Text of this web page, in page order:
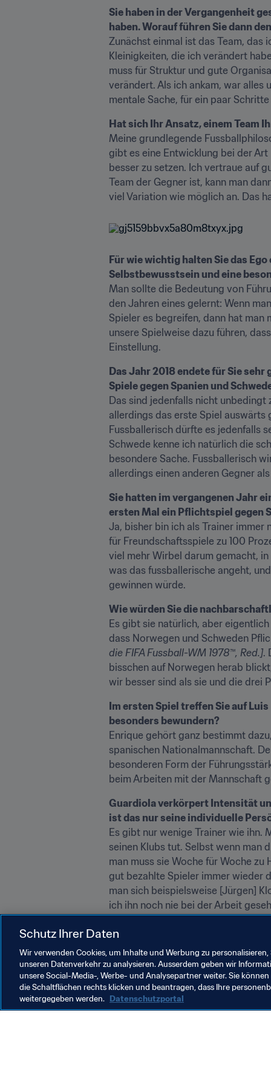
Sie haben in der Vergangenheit
haben. Worauf führen Sie dann
Zunächst einmal ist das Team, das
Kleinigkeiten, die ich verändert
muss für Struktur und gute
verändert. Als ich ankam, war alles
mentale Sache, für ein paar
Hat sich Ihr Ansatz, einem Team
Meine grundlegende
gibt es eine Entwicklung bei der
besser zu setzen. Ich vertraue auf
Team der Gegner ist, kann man
viel Variation wie möglich an. Das
Für wie wichtig halten Sie das
Selbstbewusstsein und eine
Man sollte die Bedeutung von
den Jahren eines gelernt: Wenn
Spieler es begreifen, dann hat man
unsere Spielweise dazu führen,
Einstellung.
Das Jahr 2018 endete für Sie
Spiele gegen Spanien und
Das sind jedenfalls nicht unbedingt
allerdings das erste Spiel auswärts
Fussballerisch dürfte es jedenfalls
Schwede kenne ich natürlich die
besondere Sache. Fussballerisch
allerdings einen anderen Gegner
Sie hatten im vergangenen Jahr
ersten Mal ein Pflichtspiel gegen
Ja, bisher bin ich als Trainer immer
für Freundschaftsspiele zu 100
viel mehr Wirbel darum gemacht,
was das fussballerische angeht,
gewinnen würde.
Wie würden Sie die
Es gibt sie natürlich, aber
dass Norwegen und Schweden
die FIFA Fussball-WM 1978™, Red.].
bisschen auf Norwegen herab
wir besser sind als sie und die drei
Im ersten Spiel treffen Sie auf
besonders bewundern?
Enrique gehört ganz bestimmt
spanischen Nationalmannschaft.
besonderen Form der
beim Arbeiten mit der Mannschaft
Guardiola verkörpert Intensität
ist das nur seine individuelle
Es gibt nur wenige Trainer wie ihn.
seinen Klubs tut. Selbst wenn man
man muss sie Woche für Woche
gut bezahlte Spieler immer wieder
man sich beispielsweise [Jürgen]
ich ihn noch nie bei der Arbeit
und sich um alles im Klub
Schutz Ihrer Daten
Wir verwenden Cookies, um Inhalte und Werbung zu
unseren Datenverkehr zu analysieren. Ausserdem geben wir
unsere Social-Media-, Werbe- und Analysepartner weiter. Sie
die Schaltflächen rechts klicken und beantragen, dass Ihre
weitergegeben werden. Datenschutzportal